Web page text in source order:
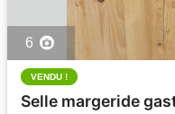
6
VENDU !
Selle margeride